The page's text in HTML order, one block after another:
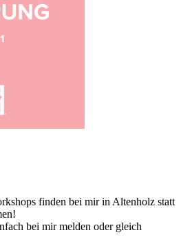
finden bei mir in Altenholz statt
bei mir melden oder gleich